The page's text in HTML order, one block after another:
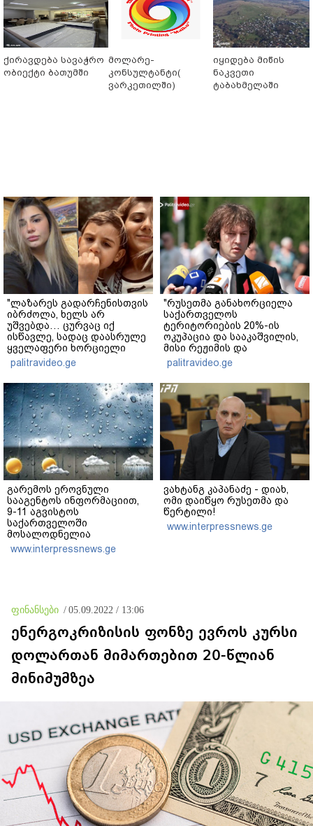
ქირავდება სავაჭრო
ობიექტი ბათუმში
მოლარე-
კონსულტანტი(
ვარკეთილში)
იყიდება მიწის
ნაკვეთი
ტაბახმელაში
"ლაზარეს გადარჩენისთვის
იბრძოლა, ხელს არ
უშვებდა… ცურვაც იქ
ისწავლე, სადაც დაასრულე
ყველაფერი ხორციელი
ცხოვრებიდან" – რას წერს
ხობში დაღუპული დედა-
შვილის ახლობელი?
palitravideo.ge
"რუსეთმა განახორციელა
საქართველოს
ტერიტორიების 20%-ის
ოკუპაცია და სააკაშვილის,
მისი რეჟიმის და
"ნაცმოძრაობის" ღალატი
ვერანაირად ვერ
გადაფარავს ამ
დანაშაულს" - ირაკლი
კობახიძე
palitravideo.ge
გარემოს ეროვნული
სააგენტოს ინფორმაციით,
9-11 აგვისტოს
საქართველოში
მოსალოდნელია
დროგამოშვებით წვიმა
www.interpressnews.ge
ვახტანგ კაპანაძე - დიახ,
ომი დაიწყო რუსეთმა და
წერტილი!
www.interpressnews.ge
ფინანსები / 05.09.2022 / 13:06
ენერგოკრიზისის ფონზე ევროს კურსი
დოლართან მიმართებით 20-წლიან
მინიმუმზეა